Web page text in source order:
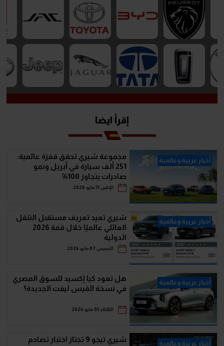
إقرأ ايضا
أخبار عربية وعالمية
مجموعة شيري تحقق قفزة عالمية:
251 ألف سيارة في أبريل ونمو
صادرات يتجاوز 100%
الإثنين 11 مايو 2026
أخبار عربية وعالمية
شيري تعيد تعريف مستقبل التنقل
العائلي عالميًا خلال قمة 2026
الدولية
الخميس 07 مايو 2026
أخبار عربية وعالمية
هل تعود كيا إكسيد للسوق المصري
في نسخة الفيس ليفت الجديدة؟
الثلاثاء 05 مايو 2026
أخبار عربية وعالمية
شيري تيجو 9 تجتاز اختبار تصادم